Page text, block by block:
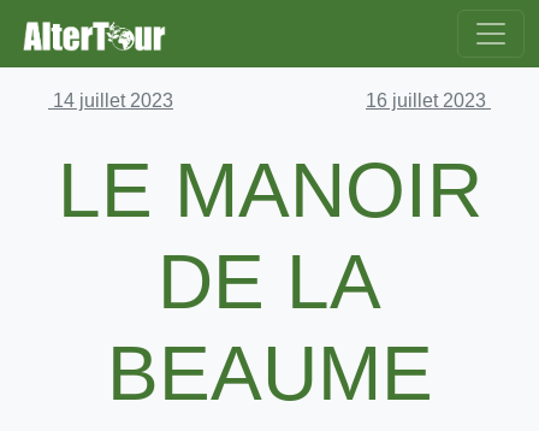
14 juillet 2023 16 juillet 2023
LE MANOIR
DE LA
BEAUME